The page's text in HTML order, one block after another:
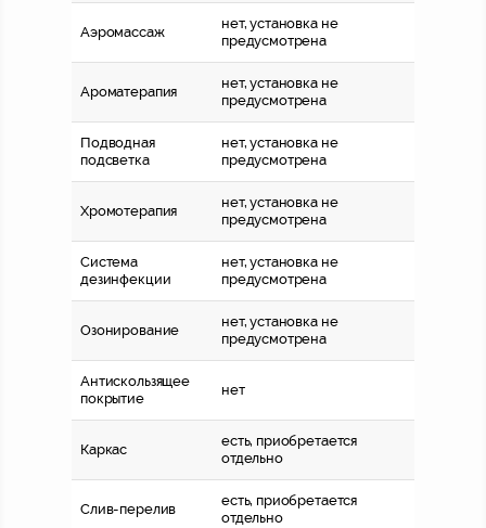
Аэромассаж
нет, установка не
предусмотрена
Ароматерапия
нет, установка не
предусмотрена
Подводная
подсветка
нет, установка не
предусмотрена
Хромотерапия
нет, установка не
предусмотрена
Система
дезинфекции
нет, установка не
предусмотрена
Озонирование
нет, установка не
предусмотрена
Антискользящее
покрытие
нет
Каркас
есть, приобретается
отдельно
Слив-перелив
есть, приобретается
отдельно